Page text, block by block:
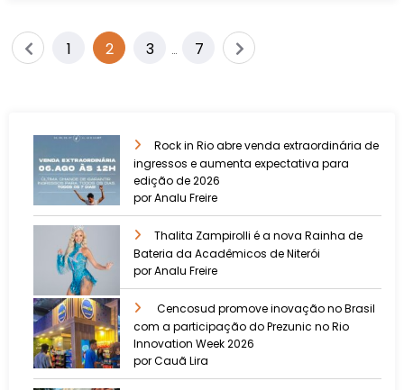
1 2 3 … 7
Rock in Rio abre venda extraordinária de
ingressos e aumenta expectativa para
edição de 2026
por Analu Freire
Thalita Zampirolli é a nova Rainha de
Bateria da Acadêmicos de Niterói
por Analu Freire
Cencosud promove inovação no Brasil
com a participação do Prezunic no Rio
Innovation Week 2026
por Cauã Lira